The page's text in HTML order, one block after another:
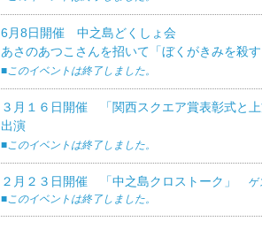
6月8日開催 中之島どくしょ会
あさのあつこさんを招いて「ぼくがきみを殺
■このイベントは終了しました。
３月１６日開催 「関西スクエア賞表彰式
出演
■このイベントは終了しました。
２月２３日開催 「中之島クロストーク」 ゲ
■このイベントは終了しました。